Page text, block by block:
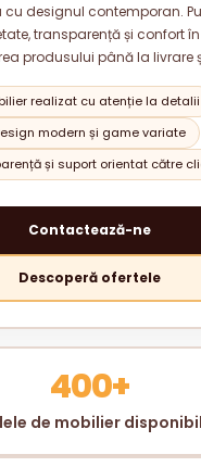
designul contemporan.
transparență și confort
produsului până la livrare
realizat cu atenție la detalii
modern și game variate
și suport orientat către
Contactează-ne
Descoperă ofertele
400+
de mobilier